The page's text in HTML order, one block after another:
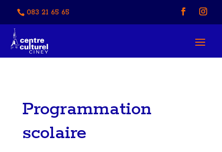
083 21 65 65
Programmation
scolaire